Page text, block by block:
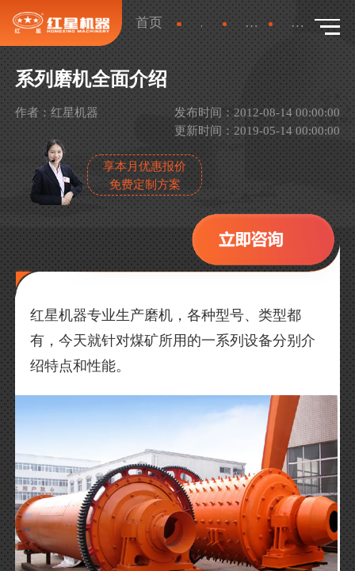
首页 新闻 产品新闻 详情
系列磨机全面介绍
作者：红星机器
发布时间：2012-08-14 00:00:00
更新时间：2019-05-14 00:00:00
享本月优惠报价
免费定制方案
红星机器专业生产磨机，各种型号、类型都
有，今天就针对煤矿所用的一系列设备分别介
绍特点和性能。